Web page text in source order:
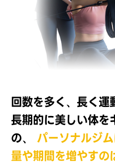
回数を多く、長く
長期的に美しい体を
の、
パーソナルジ
量や期間を増やす